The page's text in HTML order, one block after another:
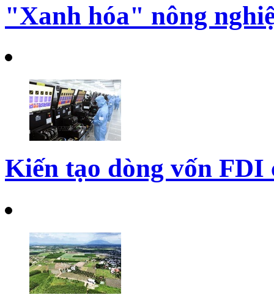
"Xanh hóa" nông
Kiến tạo dòng vốn FDI